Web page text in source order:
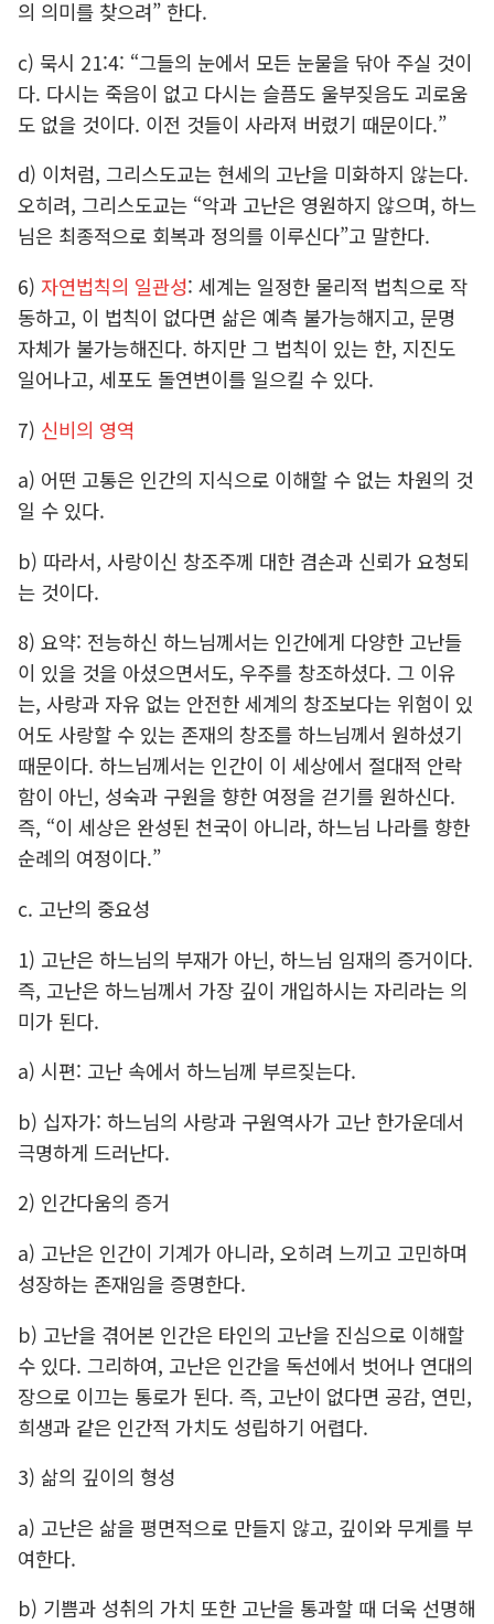
의 의미를 찾으려” 한다.
c) 묵시 21:4: “그들의 눈에서 모든 눈물을 닦아 주실 것이
다. 다시는 죽음이 없고 다시는 슬픔도 울부짖음도 괴로움
도 없을 것이다. 이전 것들이 사라져 버렸기 때문이다.”
d) 이처럼, 그리스도교는 현세의 고난을 미화하지 않는다.
오히려, 그리스도교는 “악과 고난은 영원하지 않으며, 하느
님은 최종적으로 회복과 정의를 이루신다”고 말한다.
6) 자연법칙의 일관성: 세계는 일정한 물리적 법칙으로 작
동하고, 이 법칙이 없다면 삶은 예측 불가능해지고, 문명
자체가 불가능해진다. 하지만 그 법칙이 있는 한, 지진도
일어나고, 세포도 돌연변이를 일으킬 수 있다.
7) 신비의 영역
a) 어떤 고통은 인간의 지식으로 이해할 수 없는 차원의 것
일 수 있다.
b) 따라서, 사랑이신 창조주께 대한 겸손과 신뢰가 요청되
는 것이다.
8) 요약: 전능하신 하느님께서는 인간에게 다양한 고난들
이 있을 것을 아셨으면서도, 우주를 창조하셨다. 그 이유
는, 사랑과 자유 없는 안전한 세계의 창조보다는 위험이 있
어도 사랑할 수 있는 존재의 창조를 하느님께서 원하셨기
때문이다. 하느님께서는 인간이 이 세상에서 절대적 안락
함이 아닌, 성숙과 구원을 향한 여정을 걷기를 원하신다.
즉, “이 세상은 완성된 천국이 아니라, 하느님 나라를 향한
순례의 여정이다.”
c. 고난의 중요성
1) 고난은 하느님의 부재가 아닌, 하느님 임재의 증거이다.
즉, 고난은 하느님께서 가장 깊이 개입하시는 자리라는 의
미가 된다.
a) 시편: 고난 속에서 하느님께 부르짖는다.
b) 십자가: 하느님의 사랑과 구원역사가 고난 한가운데서
극명하게 드러난다.
2) 인간다움의 증거
a) 고난은 인간이 기계가 아니라, 오히려 느끼고 고민하며
성장하는 존재임을 증명한다.
b) 고난을 겪어본 인간은 타인의 고난을 진심으로 이해할
수 있다. 그리하여, 고난은 인간을 독선에서 벗어나 연대의
장으로 이끄는 통로가 된다. 즉, 고난이 없다면 공감, 연민,
희생과 같은 인간적 가치도 성립하기 어렵다.
3) 삶의 깊이의 형성
a) 고난은 삶을 평면적으로 만들지 않고, 깊이와 무게를 부
여한다.
b) 기쁨과 성취의 가치 또한 고난을 통과할 때 더욱 선명해